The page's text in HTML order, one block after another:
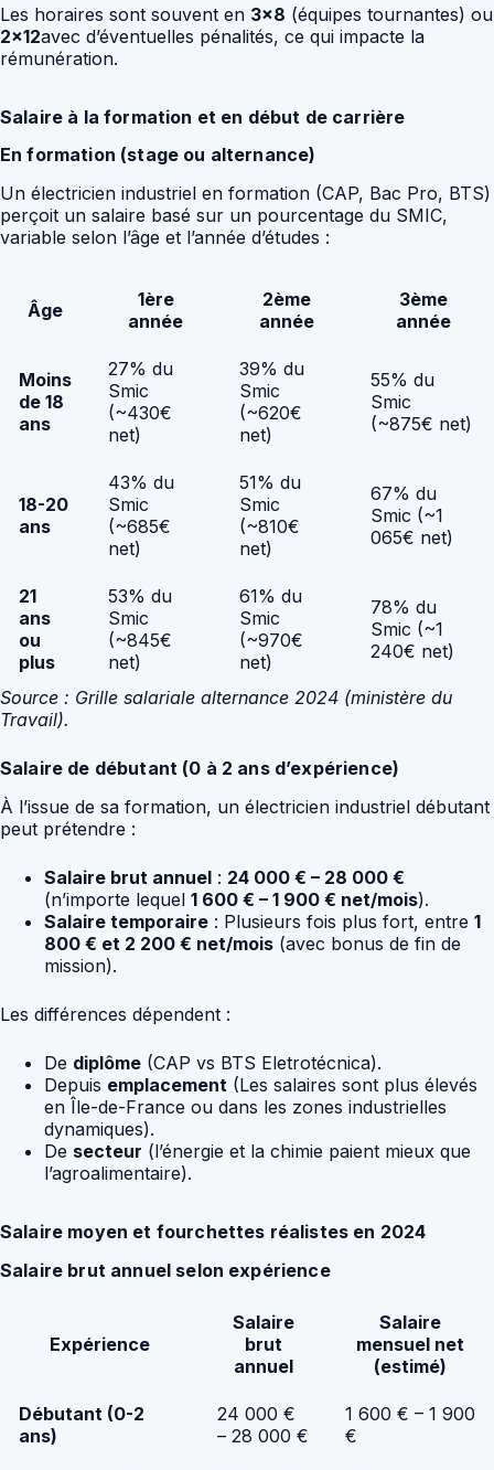
Les horaires sont souvent en 3×8 (équipes tournantes) ou
2×12avec d’éventuelles pénalités, ce qui impacte la
rémunération.
Salaire à la formation et en début de carrière
En formation (stage ou alternance)
Un électricien industriel en formation (CAP, Bac Pro, BTS)
perçoit un salaire basé sur un pourcentage du SMIC,
variable selon l’âge et l’année d’études :
Âge
1ère
année
2ème
année
3ème
année
Moins
de 18
ans
27% du
Smic
(~430€
net)
39% du
Smic
(~620€
net)
55% du
Smic
(~875€ net)
18-20
ans
43% du
Smic
(~685€
net)
51% du
Smic
(~810€
net)
67% du
Smic (~1
065€ net)
21
ans
ou
plus
53% du
Smic
(~845€
net)
61% du
Smic
(~970€
net)
78% du
Smic (~1
240€ net)
Source : Grille salariale alternance 2024 (ministère du
Travail).
Salaire de débutant (0 à 2 ans d’expérience)
À l’issue de sa formation, un électricien industriel débutant
peut prétendre :
Salaire brut annuel : 24 000 € – 28 000 €
(n’importe lequel 1 600 € – 1 900 € net/mois).
Salaire temporaire : Plusieurs fois plus fort, entre 1
800 € et 2 200 € net/mois (avec bonus de fin de
mission).
Les différences dépendent :
De diplôme (CAP vs BTS Eletrotécnica).
Depuis emplacement (Les salaires sont plus élevés
en Île-de-France ou dans les zones industrielles
dynamiques).
De secteur (l’énergie et la chimie paient mieux que
l’agroalimentaire).
Salaire moyen et fourchettes réalistes en 2024
Salaire brut annuel selon expérience
Expérience
Salaire
brut
annuel
Salaire
mensuel net
(estimé)
Débutant (0-2
ans)
24 000 €
– 28 000 €
1 600 € – 1 900
€